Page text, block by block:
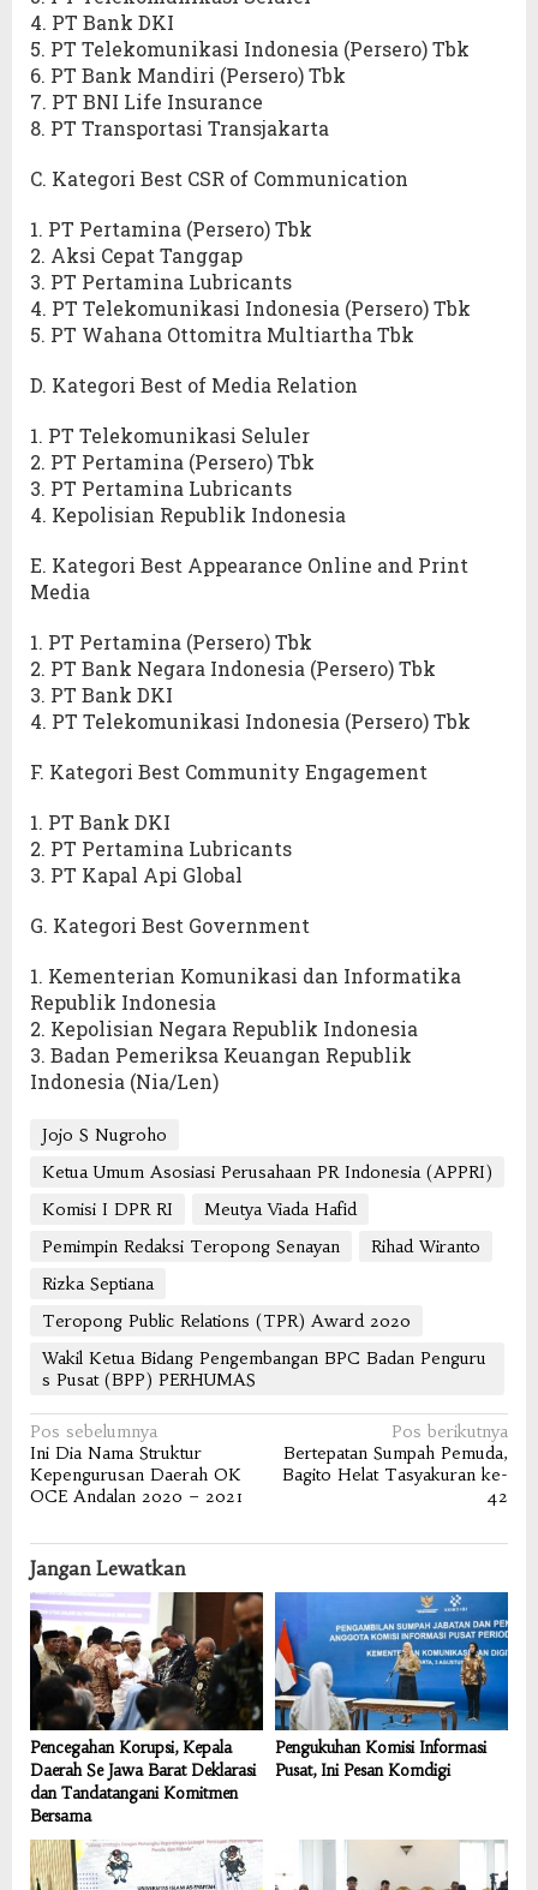
4. PT Bank DKI
5. PT Telekomunikasi Indonesia (Persero) Tbk
6. PT Bank Mandiri (Persero) Tbk
7. PT BNI Life Insurance
8. PT Transportasi Transjakarta
C. Kategori Best CSR of Communication
1. PT Pertamina (Persero) Tbk
2. Aksi Cepat Tanggap
3. PT Pertamina Lubricants
4. PT Telekomunikasi Indonesia (Persero) Tbk
5. PT Wahana Ottomitra Multiartha Tbk
D. Kategori Best of Media Relation
1. PT Telekomunikasi Seluler
2. PT Pertamina (Persero) Tbk
3. PT Pertamina Lubricants
4. Kepolisian Republik Indonesia
E. Kategori Best Appearance Online and Print
Media
1. PT Pertamina (Persero) Tbk
2. PT Bank Negara Indonesia (Persero) Tbk
3. PT Bank DKI
4. PT Telekomunikasi Indonesia (Persero) Tbk
F. Kategori Best Community Engagement
1. PT Bank DKI
2. PT Pertamina Lubricants
3. PT Kapal Api Global
G. Kategori Best Government
1. Kementerian Komunikasi dan Informatika
Republik Indonesia
2. Kepolisian Negara Republik Indonesia
3. Badan Pemeriksa Keuangan Republik
Indonesia (Nia/Len)
Jojo S Nugroho
Ketua Umum Asosiasi Perusahaan PR Indonesia (APPRI)
Komisi I DPR RI
Meutya Viada Hafid
Pemimpin Redaksi Teropong Senayan
Rihad Wiranto
Rizka Septiana
Teropong Public Relations (TPR) Award 2020
Wakil Ketua Bidang Pengembangan BPC Badan Penguru
s Pusat (BPP) PERHUMAS
Navigasi
pos
Pos sebelumnya
Ini Dia Nama Struktur
Kepengurusan Daerah OK
OCE Andalan 2020 – 2021
Pos berikutnya
Bertepatan Sumpah Pemuda,
Bagito Helat Tasyakuran ke-
42
Jangan Lewatkan
Pencegahan Korupsi, Kepala
Daerah Se Jawa Barat Deklarasi
dan Tandatangani Komitmen
Bersama
Pengukuhan Komisi Informasi
Pusat, Ini Pesan Komdigi